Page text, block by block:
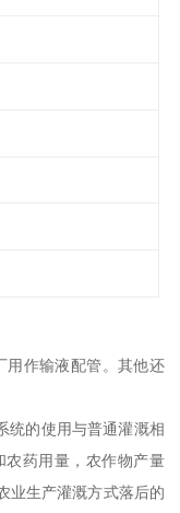
用作输液配管。其他还
的使用与普通灌溉相
农药用量，农作物产量
业生产灌溉方式落后的